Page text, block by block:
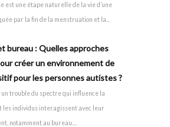
est une étape naturelle de la vie d’une
par la fin de la menstruation et la...
bureau : Quelles approches
créer un environnement de
pour les personnes autistes ?
un trouble du spectre qui influence la
les individus interagissent avec leur
notamment au bureau....